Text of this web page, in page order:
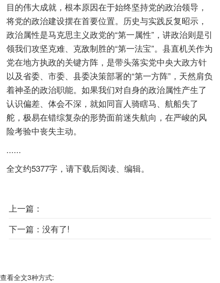
目的伟大成就，根本原因在于始终坚持党的政治领导，
将党的政治建设摆在首要位置。历史与实践反复昭示，
政治属性是马克思主义政党的“第一属性”，讲政治则是引
领我们攻坚克难、克敌制胜的“第一法宝”。县直机关作为
党在地方执政的关键方阵，是带头落实党中央大政方针
以及省委、市委、县委决策部署的“第一方阵”，天然肩负
着神圣的政治职能。如果我们对自身的政治属性产生了
认识偏差、体会不深，就如同盲人骑瞎马、航船失了
舵，极易在错综复杂的形势面前迷失航向，在严峻的风
险考验中丧失主动。
......
全文约5377字，请下载后阅读、编辑。
上一篇：
下一篇： 没有了!
查看全文3种方式: